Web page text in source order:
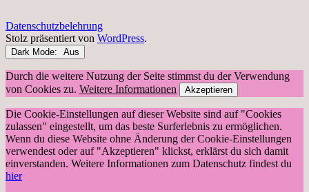
Datenschutzbelehrung
Stolz präsentiert von WordPress.
Dark Mode:
Durch die weitere Nutzung der Seite stimmst du der Verwendung
von Cookies zu. Weitere Informationen Akzeptieren
Die Cookie-Einstellungen auf dieser Website sind auf "Cookies
zulassen" eingestellt, um das beste Surferlebnis zu ermöglichen.
Wenn du diese Website ohne Änderung der Cookie-Einstellungen
verwendest oder auf "Akzeptieren" klickst, erklärst du sich damit
einverstanden. Weitere Informationen zum Datenschutz findest du
hier